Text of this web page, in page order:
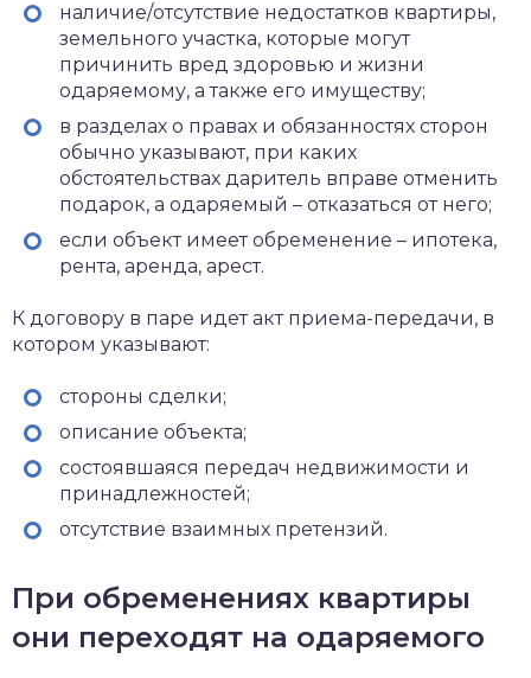
наличие/отсутствие недостатков квартиры,
земельного участка, которые могут
причинить вред здоровью и жизни
одаряемому, а также его имуществу;
в разделах о правах и обязанностях сторон
обычно указывают, при каких
обстоятельствах даритель вправе отменить
подарок, а одаряемый – отказаться от него;
если объект имеет обременение – ипотека,
рента, аренда, арест.
К договору в паре идет акт приема-передачи, в
котором указывают:
стороны сделки;
описание объекта;
состоявшаяся передач недвижимости и
принадлежностей;
отсутствие взаимных претензий.
При обременениях квартиры
они переходят на одаряемого